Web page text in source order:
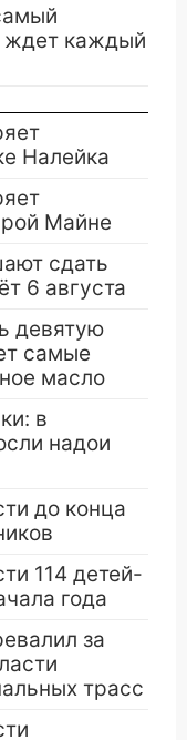
ждет каждый
Налейка
Майне
сдать
6 августа
девятую
самые
масло
в
надои
до конца
114 детей-
года
за
трасс